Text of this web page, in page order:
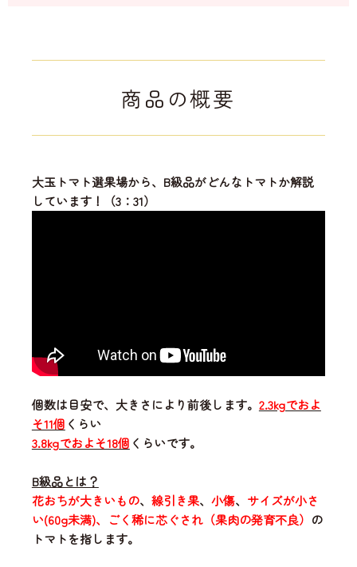
商品の概要
大玉トマト選果場から、B級品がどんなトマトか解説
しています！（3：31）
個数は目安で、大きさにより前後します。 2.3kgでおよ
そ11個 くらい
3.8kgでおよそ18個 くらいです。
B級品とは？
花おちが大きいもの、 線引き果、 小傷、 サイズが小さ
い(60g未満)、ごく稀に芯ぐされ（果肉の発育不良） の
トマトを指します。